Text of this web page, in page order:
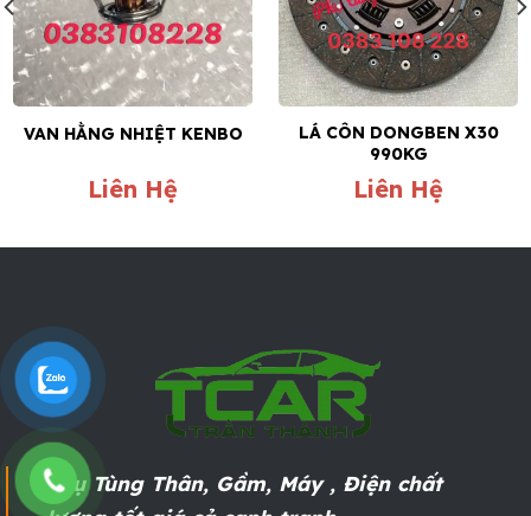
VAN HẰNG NHIỆT KENBO
Liên Hệ
LÁ CÔN DONGBEN X30
990KG
Liên Hệ
Phụ Tùng Thân, Gầm, Máy , Điện chất